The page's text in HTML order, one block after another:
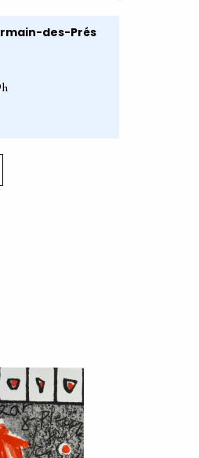
des-Prés